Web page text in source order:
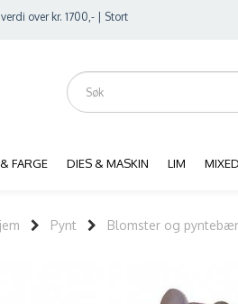
over kr. 1700,- | Stort
FARGE DIES & MASKIN LIM
Pynt Blomster og pyntebær